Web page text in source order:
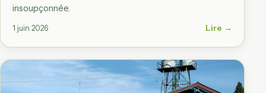
insoupçonnée.
1 juin 2026 Lire →